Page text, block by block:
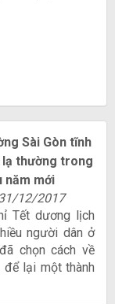
Sài Gòn tĩnh
lạ thường trong
năm mới
12/2017
Tết dương lịch
người dân ở
chọn cách về
để lại một thành